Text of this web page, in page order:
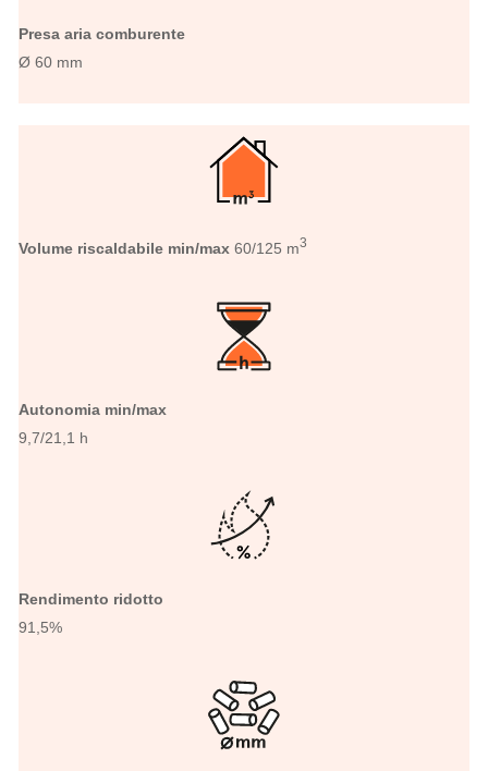
Presa aria comburente
Ø 60 mm
Volume riscaldabile min/max 60/125 m3
Autonomia min/max
9,7/21,1 h
Rendimento ridotto
91,5%